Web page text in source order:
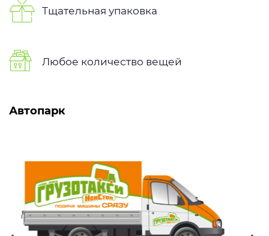
Тщательная упаковка
Любое количество вещей
Автопарк